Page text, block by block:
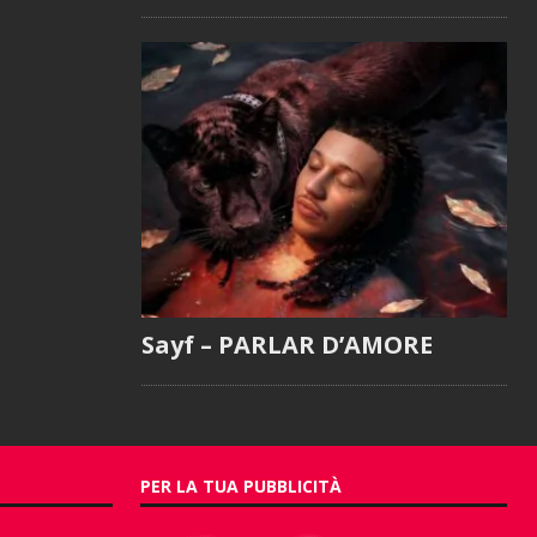
Sayf – PARLAR D’AMORE
PER LA TUA PUBBLICITÀ